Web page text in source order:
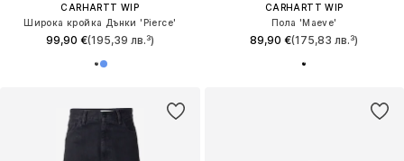
CARHARTT WIP
Широка кройка Дънки 'Pierce'
99,90 €(195,39 лв.³)
CARHARTT WIP
Пола 'Maeve'
89,90 €(175,83 лв.³)